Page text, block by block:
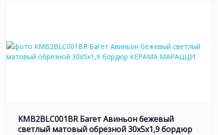
KMB2BLC001BR Багет Авиньон бежевый
светлый матовый обрезной 30x5x1,9 бордюр